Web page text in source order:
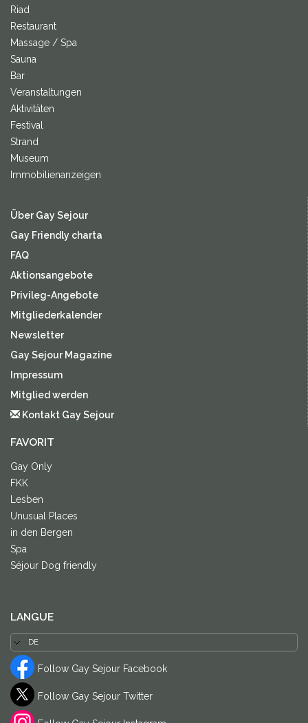
Riad
Restaurant
Massage / Spa
Sauna
Bar
Veranstaltungen
Aktivitäten
Festival
Strand
Museum
Immobilienanzeigen
Über Gay Sejour
Gay Friendly charta
FAQ
Aktionsangebote
Privileg-Angebote
Mitgliederkalender
Newsletter
Gay Sejour Magazine
Impressum
Mitglied werden
Kontakt Gay Sejour
FAVORIT
Gay Only
FKK
Lesben
Unusual Places
in den Bergen
Spa
Séjour Dog friendly
LANGUE
Follow Gay Sejour Facebook
Follow Gay Sejour Twitter